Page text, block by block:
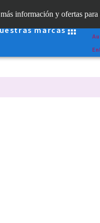
información y ofertas para
marcas